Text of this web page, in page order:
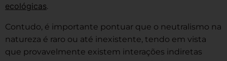
ecológicas.
Contudo, é importante pontuar que o neutralismo na
natureza é raro ou até inexistente, tendo em vista
que provavelmente existem interações indiretas